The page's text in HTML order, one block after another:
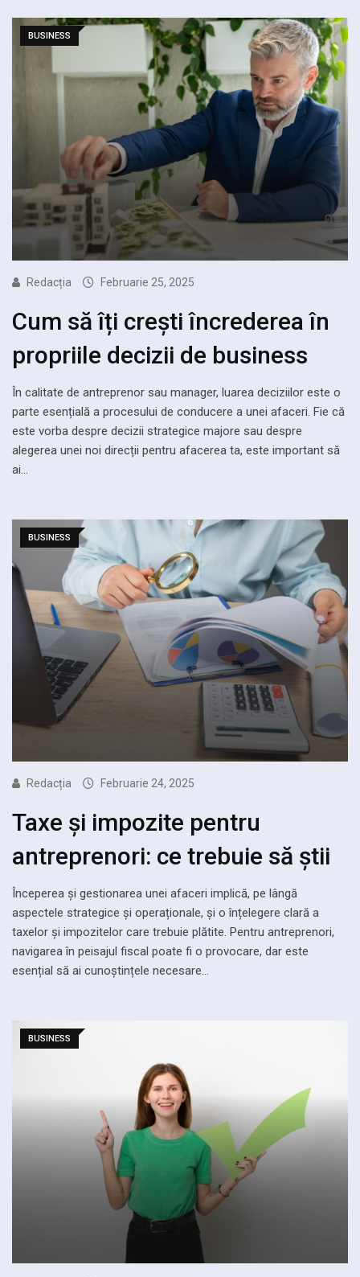
BUSINESS
Redacția Februarie 25, 2025
Cum să îți crești încrederea în
propriile decizii de business
În calitate de antreprenor sau manager, luarea deciziilor este o
parte esențială a procesului de conducere a unei afaceri. Fie că
este vorba despre decizii strategice majore sau despre
alegerea unei noi direcții pentru afacerea ta, este important să
ai…
BUSINESS
Redacția Februarie 24, 2025
Taxe și impozite pentru
antreprenori: ce trebuie să știi
Începerea și gestionarea unei afaceri implică, pe lângă
aspectele strategice și operaționale, și o înțelegere clară a
taxelor și impozitelor care trebuie plătite. Pentru antreprenori,
navigarea în peisajul fiscal poate fi o provocare, dar este
esențial să ai cunoștințele necesare…
BUSINESS